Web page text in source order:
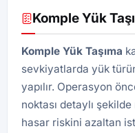
Komple Yük
Komple Yük Taşıma
sevkiyatlarda yük
yapılır. Operasyon
noktası detaylı
hasar riskini azaltan